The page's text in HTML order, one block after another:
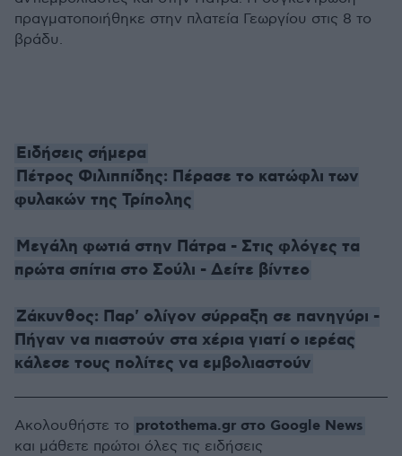
πραγματοποιήθηκε στην πλατεία Γεωργίου στις 8 το
βράδυ.
Ειδήσεις σήμερα
Πέτρος Φιλιππίδης: Πέρασε το κατώφλι των
φυλακών της Τρίπολης
Μεγάλη φωτιά στην Πάτρα - Στις φλόγες τα
πρώτα σπίτια στο Σούλι - Δείτε βίντεο
Ζάκυνθος: Παρ' ολίγον σύρραξη σε πανηγύρι -
Πήγαν να πιαστούν στα χέρια γιατί ο ιερέας
κάλεσε τους πολίτες να εμβολιαστούν
Ακολουθήστε το protothema.gr στο Google News
και μάθετε πρώτοι όλες τις ειδήσεις